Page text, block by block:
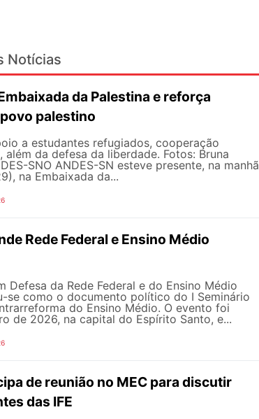
Notícias
da Palestina e reforça
palestino
a estudantes refugiados, cooperação
além da defesa da liberdade. Fotos: Bruna
SN​​​ O ANDES-SN esteve presente, na manhã
na Embaixada da...
Rede Federal e Ensino Médio
Defesa da Rede Federal e do Ensino Médio
se como o documento político do I Seminário
do Ensino Médio. O evento foi
de 2026, na capital do Espírito Santo, e...
de reunião no MEC para discutir
das IFE